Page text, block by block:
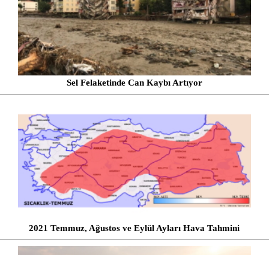
Sel Felaketinde Can Kaybı Artıyor
2021 Temmuz, Ağustos ve Eylül Ayları Hava Tahmini